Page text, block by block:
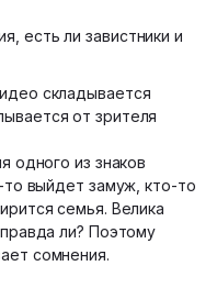
есть ли завистники и
складывается
от зрителя
одного из знаков
то выйдет замуж, кто-то
семья. Велика
ли? Поэтому
сомнения.